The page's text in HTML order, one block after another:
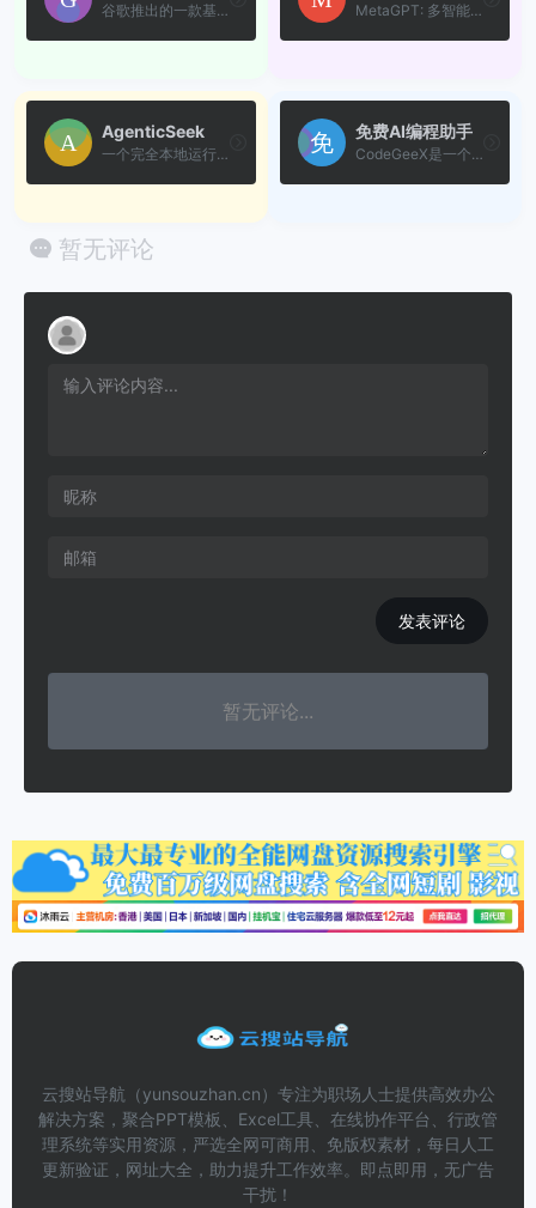
谷歌推出的一款基于浏览器的... MetaGPT: 多智能体框架。使 G...
AgenticSeek
一个完全本地运行的 AI 助手...
免费AI编程助手
CodeGeeX是一个基于AI大模型...
暂无评论
发表评论
暂无评论...
云搜站导航（yunsouzhan.cn）专注为职场人士提供高效办公
解决方案，聚合PPT模板、Excel工具、在线协作平台、行政管
理系统等实用资源，严选全网可商用、免版权素材，每日人工
更新验证，网址大全，助力提升工作效率。即点即用，无广告
干扰！